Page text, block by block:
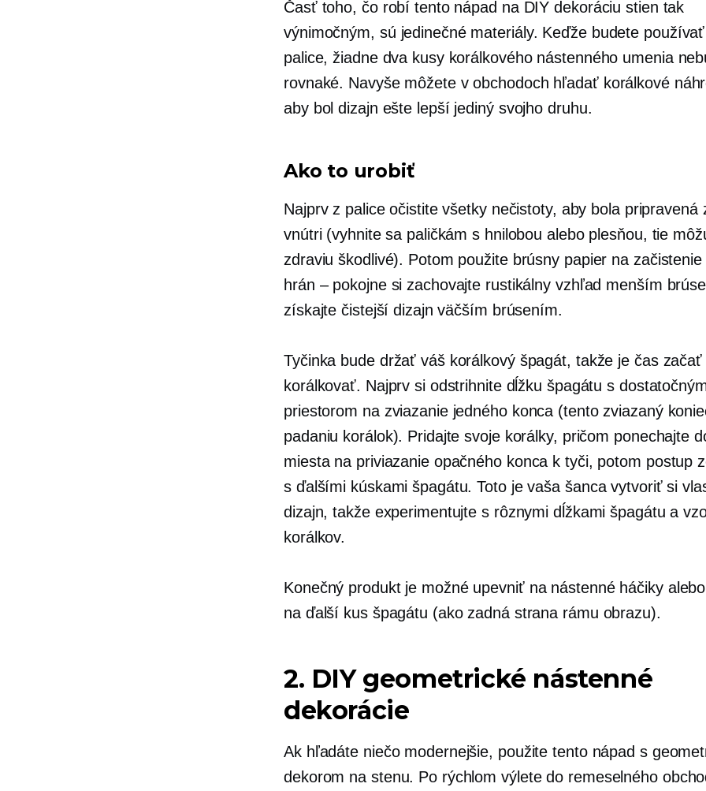
Časť toho, čo robí tento nápad na DIY dekoráciu stien tak
výnimočným, sú jedinečné materiály. Keďže budete
palice, žiadne dva kusy korálkového nástenného umenia
rovnaké. Navyše môžete v obchodoch hľadať korálkové
aby bol dizajn ešte lepší jediný svojho druhu.
Ako to urobiť
Najprv z palice očistite všetky nečistoty, aby bola pripravená
vnútri (vyhnite sa paličkám s hnilobou alebo plesňou, tie
zdraviu škodlivé). Potom použite brúsny papier na začistenie
hrán – pokojne si zachovajte rustikálny vzhľad menším
získajte čistejší dizajn väčším brúsením.
Tyčinka bude držať váš korálkový špagát, takže je čas začať
korálkovať. Najprv si odstrihnite dĺžku špagátu s
priestorom na zviazanie jedného konca (tento zviazaný
padaniu korálok). Pridajte svoje korálky, pričom ponechajte
miesta na priviazanie opačného konca k tyči, potom postup
s ďalšími kúskami špagátu. Toto je vaša šanca vytvoriť si
dizajn, takže experimentujte s rôznymi dĺžkami špagátu a
korálkov.
Konečný produkt je možné upevniť na nástenné háčiky
na ďalší kus špagátu (ako zadná strana rámu obrazu).
2. DIY geometrické nástenné
dekorácie
Ak hľadáte niečo modernejšie, použite tento nápad s
dekorom na stenu. Po rýchlom výlete do remeselného